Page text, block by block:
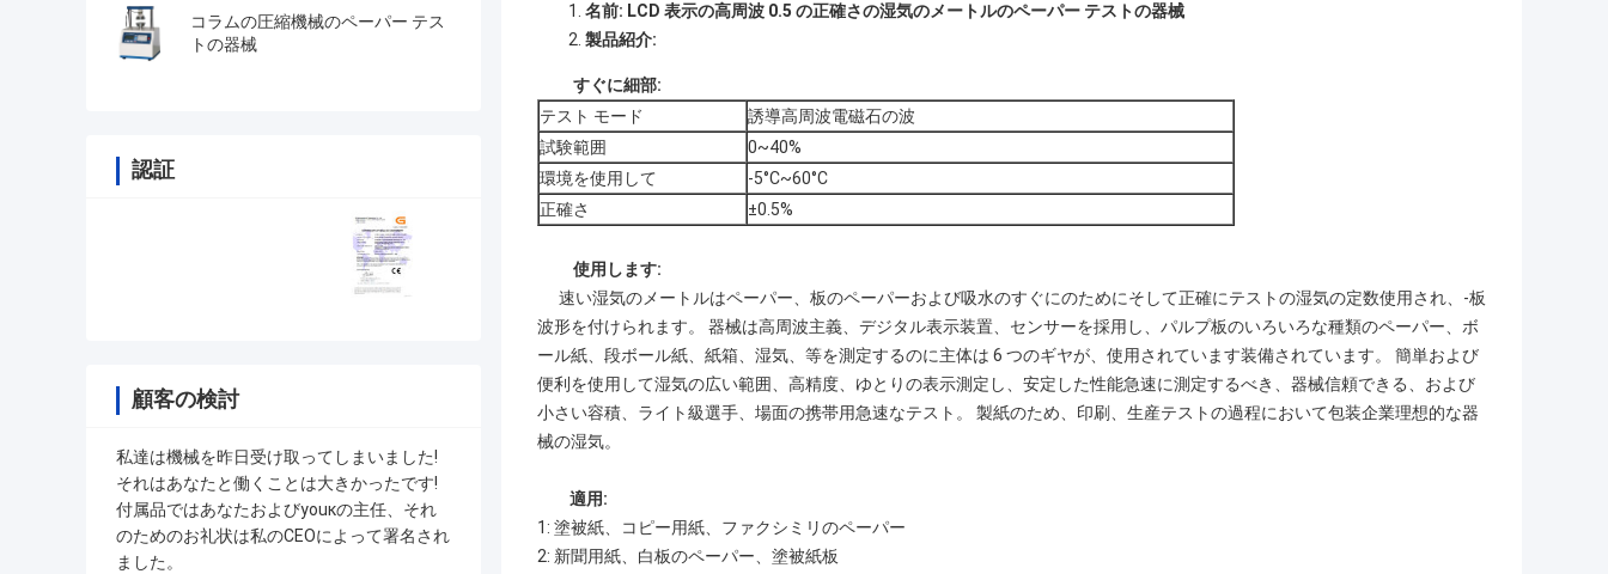
コラムの圧縮機械のペーパー テス
トの器械
認証
顧客の検討
私達は機械を昨日受け取ってしまいました!
それはあなたと働くことは大きかったです!
付属品ではあなたおよびyouкの主任、それ
のためのお礼状は私のCEOによって署名され
ました。
名前: LCD 表示の高周波 0.5 の正確さの湿気のメートルのペーパー テストの器械
製品紹介:
すぐに細部:
テスト モード
誘導高周波電磁石の波
試験範囲
0~40%
環境を使用して
-5°C~60°C
正確さ
±0.5%
使用します:
速い湿気のメートルはペーパー、板のペーパーおよび吸水のすぐにのためにそして正確にテストの湿気の定数使用され、-板
波形を付けられます。 器械は高周波主義、デジタル表示装置、センサーを採用し、パルプ板のいろいろな種類のペーパー、ボ
ール紙、段ボール紙、紙箱、湿気、等を測定するのに主体は 6 つのギヤが、使用されています装備されています。 簡単および
便利を使用して湿気の広い範囲、高精度、ゆとりの表示測定し、安定した性能急速に測定するべき、器械信頼できる、および
小さい容積、ライト級選手、場面の携帯用急速なテスト。 製紙のため、印刷、生産テストの過程において包装企業理想的な器
械の湿気。
適用:
1: 塗被紙、コピー用紙、ファクシミリのペーパー
2: 新聞用紙、白板のペーパー、塗被紙板